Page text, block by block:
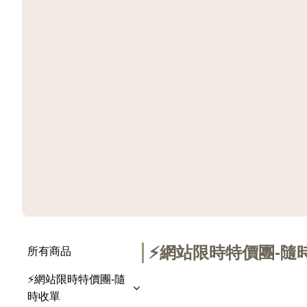
所有商品
⚡網站限時特價團-隨
時收單
⚡網站限時特價團-隨